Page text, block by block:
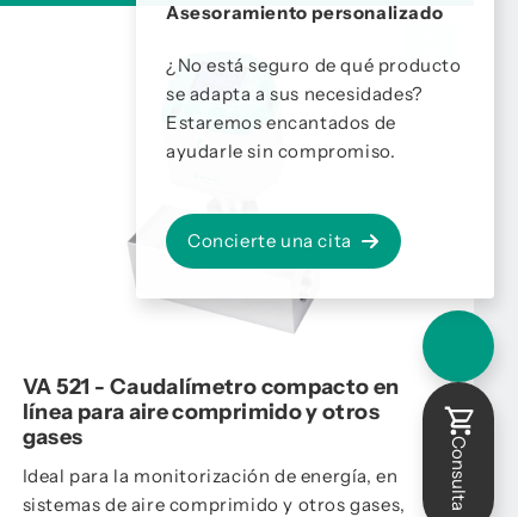
VA 521 - Caudalímetro compacto en
línea para aire comprimido y otros
gases
Ideal para la monitorización de energía, en
sistemas de aire comprimido y otros gases,
Asesoramiento personalizado
¿No está seguro de qué producto
se adapta a sus necesidades?
Estaremos encantados de
ayudarle sin compromiso.
Concierte una cita
Consulta